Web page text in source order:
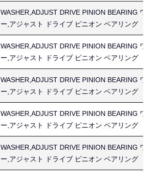
WASHER,ADJUST DRIVE PINION BEARING
ー,アジャスト ドライブ ピニオン ベアリング
WASHER,ADJUST DRIVE PINION BEARING
ー,アジャスト ドライブ ピニオン ベアリング
WASHER,ADJUST DRIVE PINION BEARING
ー,アジャスト ドライブ ピニオン ベアリング
WASHER,ADJUST DRIVE PINION BEARING
ー,アジャスト ドライブ ピニオン ベアリング
WASHER,ADJUST DRIVE PINION BEARING
ー,アジャスト ドライブ ピニオン ベアリング